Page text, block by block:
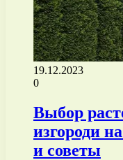
19.12.2023
0
Выбор
изгороди
и советы